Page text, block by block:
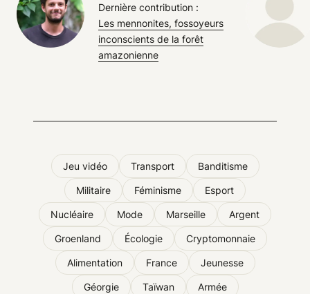
Dernière contribution :
Les mennonites, fossoyeurs
inconscients de la forêt
amazonienne
Jeu vidéo Transport Banditisme
Militaire Féminisme Esport
Nucléaire Mode Marseille Argent
Groenland Écologie Cryptomonnaie
Alimentation France Jeunesse
Géorgie Taïwan Armée